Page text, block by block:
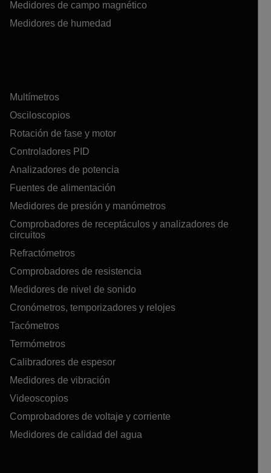
Medidores de campo magnético
Medidores de humedad
Multímetros
Osciloscopios
Rotación de fase y motor
Controladores PID
Analizadores de potencia
Fuentes de alimentación
Medidores de presión y manómetros
Comprobadores de receptáculos y analizadores de
circuitos
Refractómetros
Comprobadores de resistencia
Medidores de nivel de sonido
Cronómetros, temporizadores y relojes
Tacómetros
Termómetros
Calibradores de espesor
Medidores de vibración
Videoscopios
Comprobadores de voltaje y corriente
Medidores de calidad del agua